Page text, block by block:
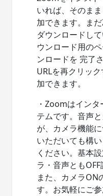
いれば、そのま
加できます。ま
ダウンロードし
ウンロード用の
ンロードを 完了
URLを再クリッ
加できます。
・Zoomはイン
テムです。音声
が、カメラ機能
いただいても構
ください。基本
ラ・音声ともOFF
また、カメラON
す。お気軽にご参